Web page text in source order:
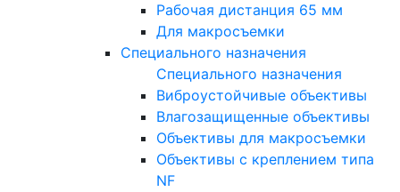
Рабочая дистанция 65 мм
Для макросъемки
Специального назначения
Специального назначения
Виброустойчивые объективы
Влагозащищенные объективы
Объективы для макросъемки
Объективы с креплением типа
NF